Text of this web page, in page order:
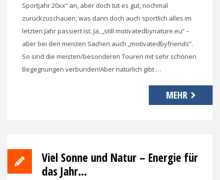
Sportjahr 20xx“ an, aber doch tut es gut, nochmal
zurückzuschauen, was dann doch auch sportlich alles im
letzten Jahr passiert ist. Ja, „still motivatedbynature.eu“ –
aber bei den meisten Sachen auch „motivatedbyfriends“.
So sind die meisten/besonderen Touren mit sehr schönen
Begegnungen verbunden!Aber natürlich gibt …
MEHR
Viel Sonne und Natur – Energie für
das Jahr…